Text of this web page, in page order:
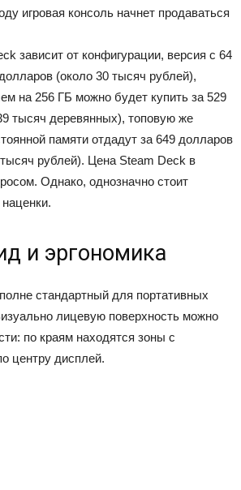
игровая консоль начнет продаваться
зависит от конфигурации, версия с 64
(около 30 тысяч рублей),
на 256 ГБ можно будет купить за 529
тысяч деревянных), топовую же
памяти отдадут за 649 долларов
рублей). Цена Steam Deck в
Однако, однозначно стоит
и эргономика
стандартный для портативных
лицевую поверхность можно
по краям находятся зоны с
центру дисплей.